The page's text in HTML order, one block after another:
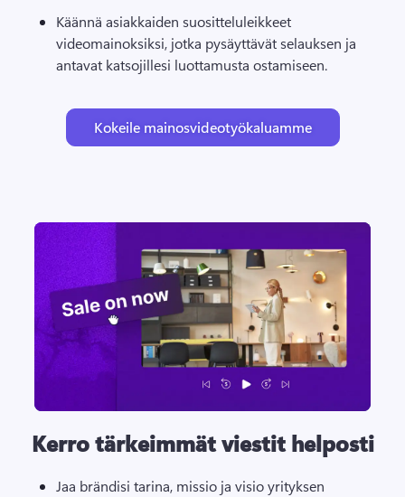
Käännä asiakkaiden suositteluleikkeet
videomainoksiksi, jotka pysäyttävät selauksen ja
antavat katsojillesi luottamusta ostamiseen.
Kokeile mainosvideotyökaluamme
Kerro tärkeimmät viestit helposti
Jaa brändisi tarina, missio ja visio yrityksen